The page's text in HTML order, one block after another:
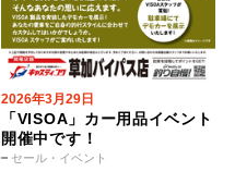
2026年3月29日
セール・イベント
「VISOA」カー用品イベント
開催中です！